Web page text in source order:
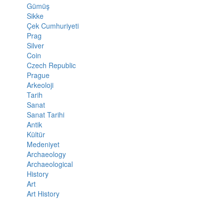
Gümüş
Sikke
Çek Cumhuriyeti
Prag
Silver
Coin
Czech Republic
Prague
Arkeoloji
Tarih
Sanat
Sanat Tarihi
Antik
Kültür
Medeniyet
Archaeology
Archaeological
History
Art
Art History